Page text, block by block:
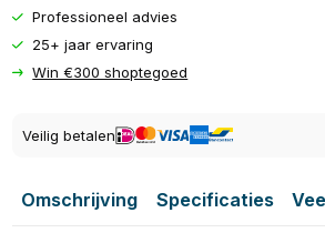
Professioneel advies
25+ jaar ervaring
Win €300 shoptegoed
Veilig betalen
Omschrijving Specificaties